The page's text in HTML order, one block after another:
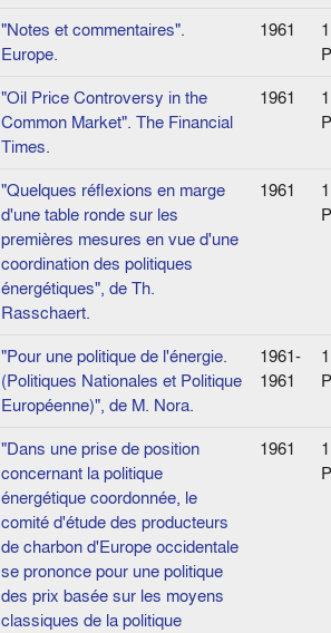
"Notes et commentaires".
Europe.
1961
1
"Oil Price Controversy in the
Common Market". The Financial
Times.
1961
1
"Quelques réflexions en marge
d'une table ronde sur les
premières mesures en vue d'une
coordination des politiques
énergétiques", de Th.
Rasschaert.
1961
1
"Pour une politique de l'énergie.
(Politiques Nationales et Politique
Européenne)", de M. Nora.
1961-
1961
1
"Dans une prise de position
concernant la politique
énergétique coordonnée, le
comité d'étude des producteurs
de charbon d'Europe occidentale
se prononce pour une politique
des prix basée sur les moyens
classiques de la politique
1961
1